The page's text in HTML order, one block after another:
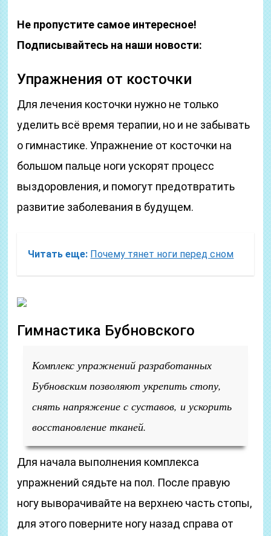
Не пропустите самое интересное!
Подписывайтесь на наши новости:
Упражнения от косточки
Для лечения косточки нужно не только
уделить всё время терапии, но и не забывать
о гимнастике. Упражнение от косточки на
большом пальце ноги ускорят процесс
выздоровления, и помогут предотвратить
развитие заболевания в будущем.
Читать еще: Почему тянет ноги перед сном
Гимнастика Бубновского
Комплекс упражнений разработанных
Бубновским позволяют укрепить стопу,
снять напряжение с суставов, и ускорить
восстановление тканей.
Для начала выполнения комплекса
упражнений сядьте на пол. После правую
ногу выворачивайте на верхнею часть стопы,
для этого поверните ногу назад справа от